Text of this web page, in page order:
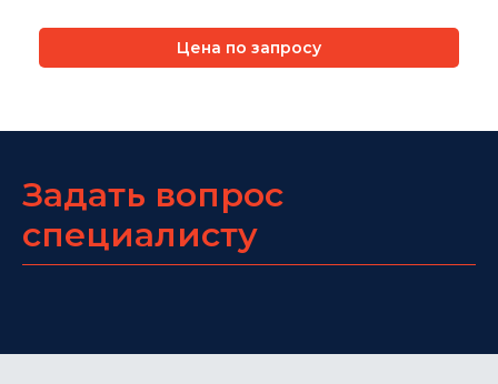
Цена по запросу
Задать вопрос
специалисту